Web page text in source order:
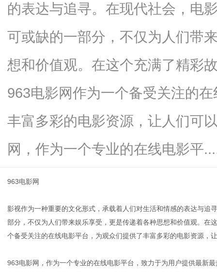
的表达与追寻。在现代社会，电
可或缺的一部分，不仅为人们带
想和价值观。在这个充满了精彩
963电影网作为一个备受关注的
丰富多彩的电影资源，让人们可
网，作为一个专业的在线电影平
963电影网
影视作为一种重要的文化形式，承载着人们对生活和情感的表达与追
部分，不仅为人们带来娱乐享受，更是传递着各种思想和价值观。在
个备受关注的在线电影平台，为观众们提供了丰富多彩的电影资源，
963电影网，作为一个专业的在线电影平台，致力于为用户提供最新